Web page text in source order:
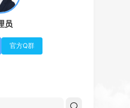
员
官方Q群